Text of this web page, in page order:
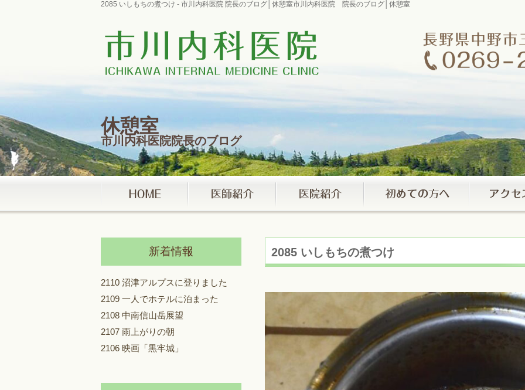
2085 いしもちの煮つけ - 市川内科医院 院長のブログ│休憩室市川内科医院 院長のブログ│休憩室
休憩室
市川内科医院院長のブログ
2085 いしもちの煮つけ
新着情報
2110 沼津アルプスに登りました
2109 一人でホテルに泊まった
2108 中南信山岳展望
2107 雨上がりの朝
2106 映画「黒牢城」